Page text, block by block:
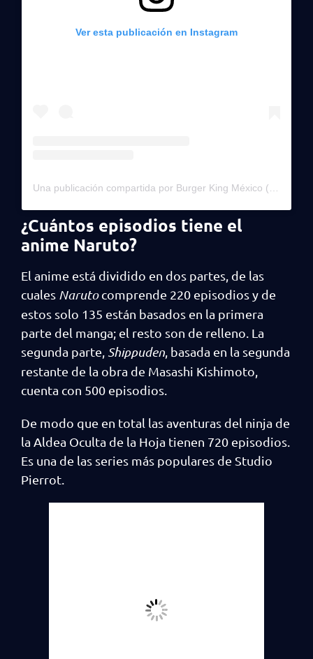
Ver esta publicación en Instagram
¿Cuántos episodios tiene el
anime Naruto?
El anime está dividido en dos partes, de las
cuales Narutocomprende 220 episodios y de
estos solo 135 están basados en la primera
parte del manga; el resto son de relleno. La
segunda parte, Shippuden , basada en la segunda
restante de la obra de Masashi Kishimoto,
cuenta con 500 episodios.
De modo que en total las aventuras del ninja de
la Aldea Oculta de la Hoja tienen 720 episodios.
Es una de las series más populares de Studio
Pierrot.